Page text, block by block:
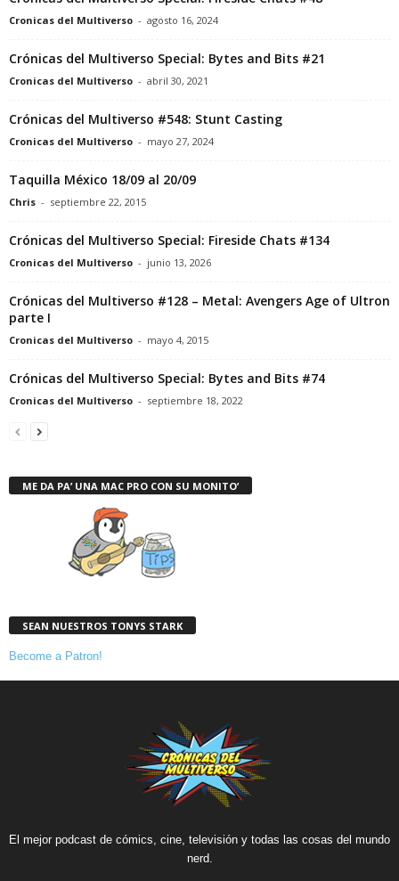
Cronicas del Multiverso - agosto 16, 2024
Crónicas del Multiverso Special: Bytes and Bits #21
Cronicas del Multiverso - abril 30, 2021
Crónicas del Multiverso #548: Stunt Casting
Cronicas del Multiverso - mayo 27, 2024
Taquilla México 18/09 al 20/09
Chris - septiembre 22, 2015
Crónicas del Multiverso Special: Fireside Chats #134
Cronicas del Multiverso - junio 13, 2026
Crónicas del Multiverso #128 – Metal: Avengers Age of Ultron
parte I
Cronicas del Multiverso - mayo 4, 2015
Crónicas del Multiverso Special: Bytes and Bits #74
Cronicas del Multiverso - septiembre 18, 2022
ME DA PA’ UNA MAC PRO CON SU MONITO’
SEAN NUESTROS TONYS STARK
Become a Patron!
El mejor podcast de cómics, cine, televisión y todas las cosas del mundo
nerd.